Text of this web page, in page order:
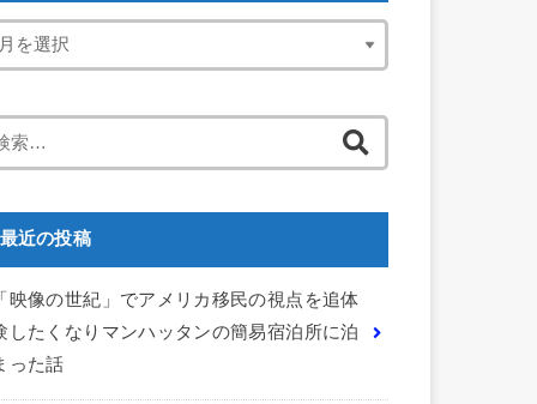
最近の投稿
映像の世紀」でアメリカ移民の視点を追体
したくなりマンハッタンの簡易宿泊所に泊
った話